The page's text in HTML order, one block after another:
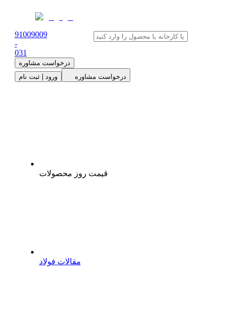
91009009
-
031
درخواست مشاوره
ورود | ثبت نام
درخواست مشاوره
قیمت روز محصولات
مقالات فولاد